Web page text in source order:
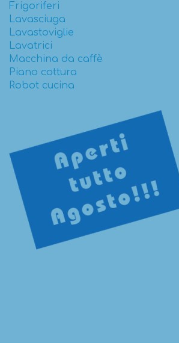
Frigoriferi
Lavasciuga
Lavastoviglie
Lavatrici
Macchina da caffè
Piano cottura
Robot cucina